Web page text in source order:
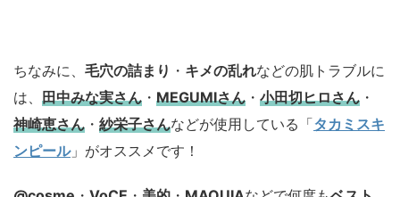
ちなみに、 毛穴の詰まり ・ キメの乱れなどの肌トラブルに
は、 田中みな実さん ・ MEGUMIさん ・ 小田切ヒロさん ・
神崎恵さん ・ 紗栄子さんなどが使用している「タカミスキ
ンピール」がオススメです！